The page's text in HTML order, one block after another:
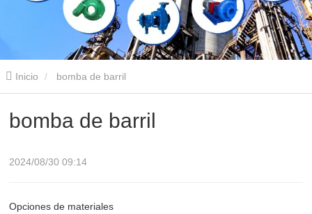
Inicio bomba de barril
bomba de barril
2024/08/30 09:14
Opciones de materiales